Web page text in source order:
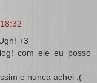
+3
com ele eu posso
e nunca achei :(